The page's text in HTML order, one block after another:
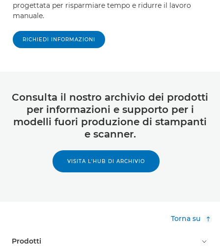
progettata per risparmiare tempo e ridurre il lavoro
manuale.
RICHIEDI INFORMAZIONI
Consulta il nostro archivio dei prodotti
per informazioni e supporto per i
modelli fuori produzione di stampanti
e scanner.
VISITA L'HUB DI ARCHIVIO
Torna su
Prodotti